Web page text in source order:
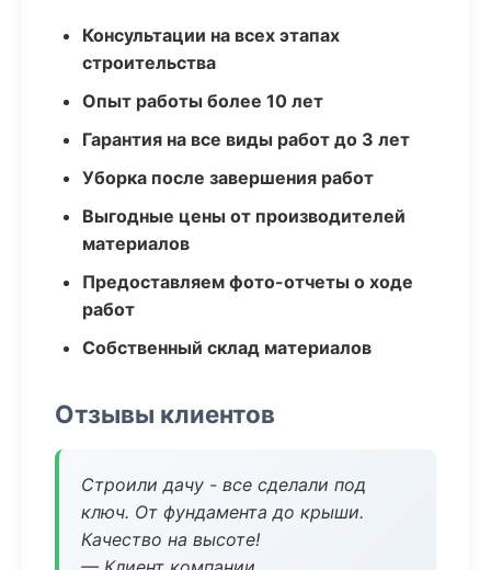
Консультации на всех этапах
строительства
Опыт работы более 10 лет
Гарантия на все виды работ до 3 лет
Уборка после завершения работ
Выгодные цены от производителей
материалов
Предоставляем фото-отчеты о ходе
работ
Собственный склад материалов
Отзывы клиентов
Строили дачу - все сделали под
ключ. От фундамента до крыши.
Качество на высоте!